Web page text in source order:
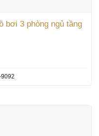
bơi 3 phòng ngủ tầng